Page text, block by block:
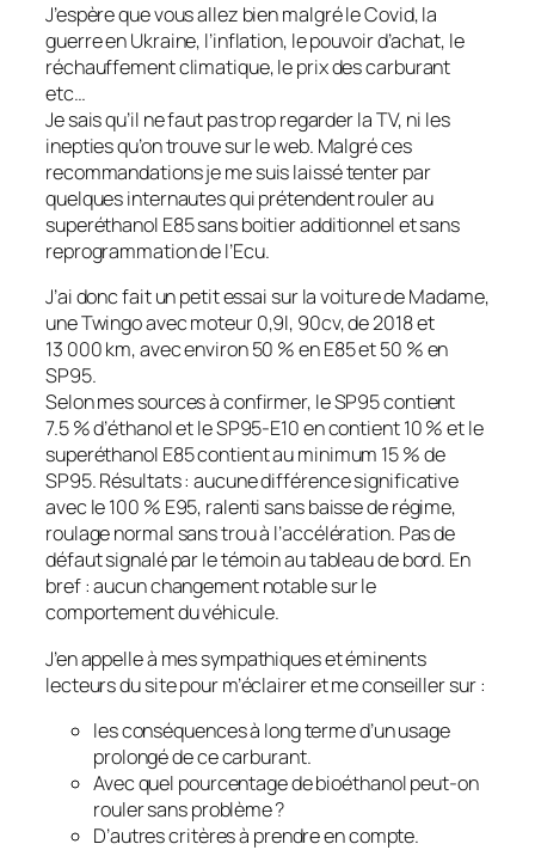
J’espère que vous allez bien malgré le Covid, la
guerre en Ukraine, l’inflation, le pouvoir d’achat, le
réchauffement climatique, le prix des carburant
etc…
Je sais qu’il ne faut pas trop regarder la TV, ni les
inepties qu’on trouve sur le web. Malgré ces
recommandations je me suis laissé tenter par
quelques internautes qui prétendent rouler au
superéthanol E85 sans boitier additionnel et sans
reprogrammation de l’Ecu.
J’ai donc fait un petit essai sur la voiture de Madame,
une Twingo avec moteur 0,9l, 90cv, de 2018 et
13 000 km, avec environ 50 % en E85 et 50 % en
SP95.
Selon mes sources à confirmer, le SP95 contient
7.5 % d’éthanol et le SP95-E10 en contient 10 % et le
superéthanol E85 contient au mini­mum 15 % de
SP95. Résultats : aucune différence significative
avec le 100 % E95, ralenti sans baisse de régime,
roulage normal sans trou à l’accélération. Pas de
défaut signalé par le témoin au tableau de bord. En
bref : aucun changement notable sur le
comportement du véhicule.
J’en appelle à mes sympathiques et éminents
lecteurs du site pour m’éclairer et me conseiller sur :
les conséquences à long terme d’un usage
prolongé de ce carburant.
Avec quel pourcentage de bioéthanol peut-on
rouler sans problème ?
D’autres critères à prendre en compte.